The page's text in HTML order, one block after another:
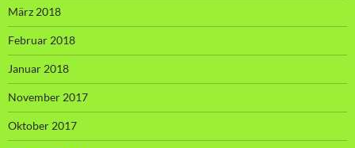
März 2018
Februar 2018
Januar 2018
November 2017
Oktober 2017